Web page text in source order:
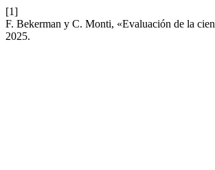
[1]
F. Bekerman y C. Monti, «Evaluación de la
2025.